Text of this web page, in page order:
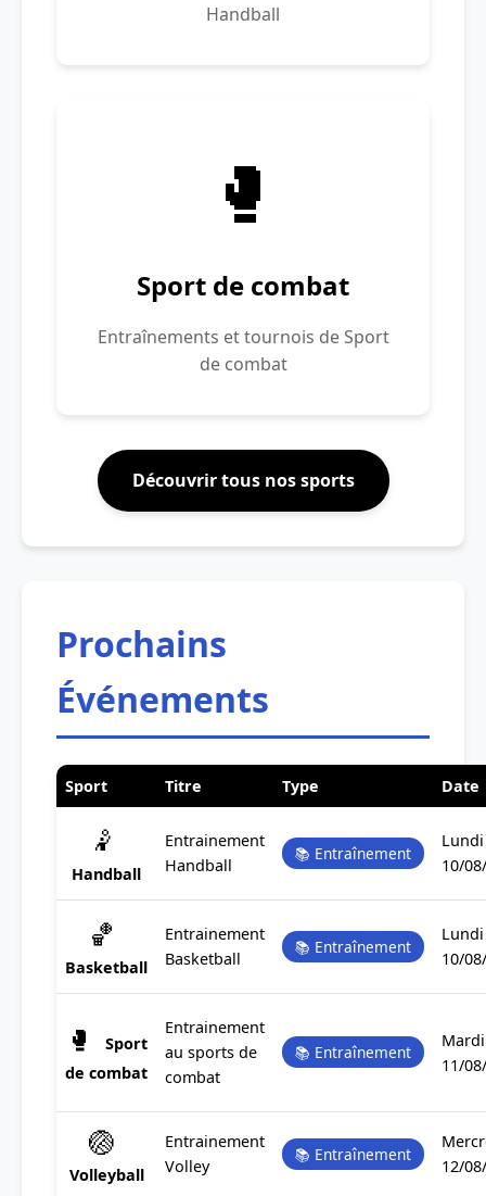
Handball
🥊
Sport de combat
Entraînements et tournois de Sport
de combat
Découvrir tous nos sports
Prochains
Événements
Sport Titre Type Date
🤾
Handball
Entrainement
Handball
📚 Entraînement
10/
🏀
Basketball
Entrainement
Basketball
📚 Entraînement
10/
🥊
Sport
de combat
Entrainement
au sports de
combat
📚 Entraînement
11/
🏐
Volleyball
Entrainement
Volley
📚 Entraînement
12/